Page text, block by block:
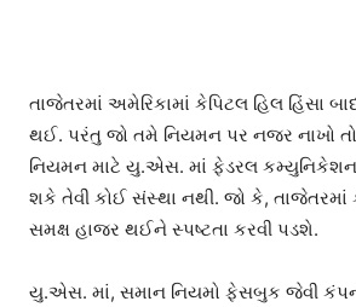
તાજેતરમાં અમેરિકામાં કેપિટલ હિલ હિંસા
થઈ. પરંતુ જો તમે નિયમન પર નજર નાખો તો
નિયમન માટે યુ.એસ. માં ફેડરલ
શકે તેવી કોઈ સંસ્થા નથી. જો કે,
સમક્ષ હાજર થઈને સ્પષ્ટતા કરવી પડશે.
યુ.એસ. માં, સમાન નિયમો ફેસબુક જેવી